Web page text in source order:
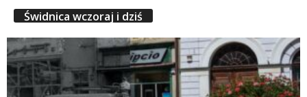
Świdnica wczoraj i dziś